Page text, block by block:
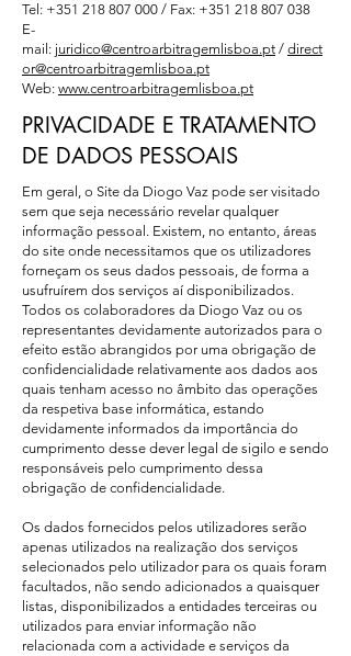
Tel: +351 218 807 000 / Fax: +351 218 807 038
E­
mail: juridico@centroarbitragemlisboa.pt / direct
or@centroarbitragemlisboa.pt
Web: www.centroarbitragemlisboa.pt
PRIVACIDADE E TRATAMENTO
DE DADOS PESSOAIS
Em geral, o Site da Diogo Vaz pode ser visitado
sem que seja necessário revelar qualquer
informação pessoal. Existem, no entanto, áreas
do site onde necessitamos que os utilizadores
forneçam os seus dados pessoais, de forma a
usufruírem dos serviços aí disponibilizados.
Todos os colaboradores da Diogo Vaz ou os
representantes devidamente autorizados para o
efeito estão abrangidos por uma obrigação de
confidencialidade relativamente aos dados aos
quais tenham acesso no âmbito das operações
da respetiva base informática, estando
devidamente informados da importância do
cumprimento desse dever legal de sigilo e sendo
responsáveis pelo cumprimento dessa
obrigação de confidencialidade.
Os dados fornecidos pelos utilizadores serão
apenas utilizados na realização dos serviços
selecionados pelo utilizador para os quais foram
facultados, não sendo adicionados a quaisquer
listas, disponibilizados a entidades terceiras ou
utilizados para enviar informação não
relacionada com a actividade e serviços da